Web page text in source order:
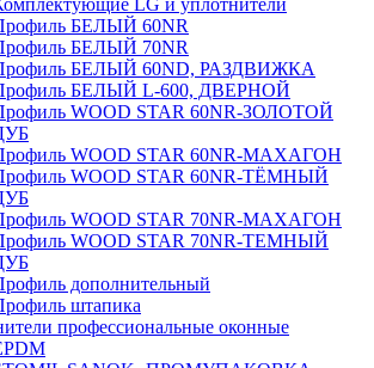
БЕЛЫЙ 60NR
БЕЛЫЙ 70NR
БЕЛЫЙ 60ND, РАЗДВИЖКА
БЕЛЫЙ L-600, ДВЕРНОЙ
WOOD STAR 60NR-ЗОЛОТОЙ
WOOD STAR 60NR-МАХАГОН
WOOD STAR 60NR-ТЁМНЫЙ
WOOD STAR 70NR-МАХАГОН
WOOD STAR 70NR-ТЕМНЫЙ
дополнительный
штапика
профессиональные оконные